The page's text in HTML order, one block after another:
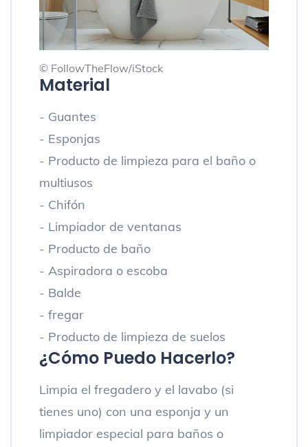
© FollowTheFlow/iStock
Material
- Guantes
- Esponjas
- Producto de limpieza para el baño o
multiusos
- Chifón
- Limpiador de ventanas
- Producto de baño
- Aspiradora o escoba
- Balde
- fregar
- Producto de limpieza de suelos
¿Cómo Puedo Hacerlo?
Limpia el fregadero y el lavabo (si
tienes uno) con una esponja y un
limpiador especial para baños o